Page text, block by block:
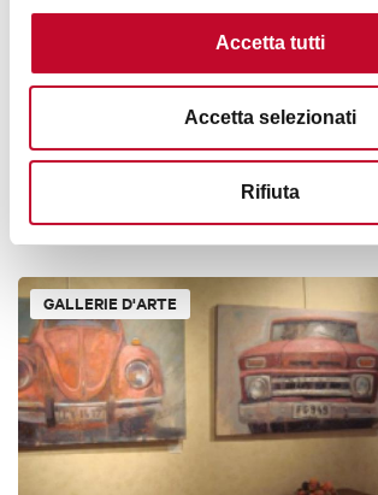
Accetta tutti
Accetta selezionati
Rifiuta
Monte Bastione e Pian di Balestra
GALLERIE D'ARTE